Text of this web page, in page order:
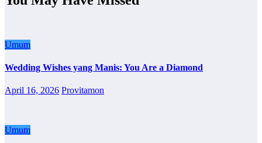
Umum
Wedding Wishes yang Manis: You Are a Diamond
April 16, 2026 Provitamon
Umum